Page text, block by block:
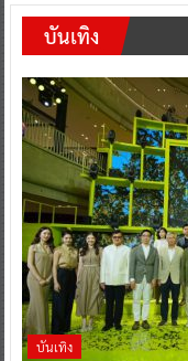
บันเทิง
บันเทิง